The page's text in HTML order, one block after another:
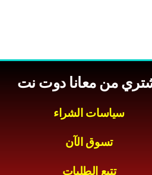
من معانا دوت نت
سياسات الشراء
تسوق الآن
تتبع الطلبات